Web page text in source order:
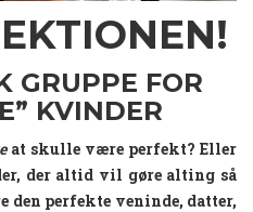
GRUPPE FOR
KVINDER
at skulle være perfekt? Eller
der altid vil gøre alting så
den perfekte veninde, datter,